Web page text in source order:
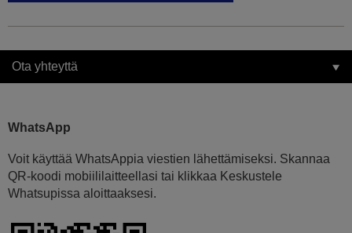
Ota yhteyttä
WhatsApp
Voit käyttää WhatsAppia viestien lähettämiseksi. Skannaa
QR-koodi mobiililaitteellasi tai klikkaa Keskustele
Whatsupissa aloittaaksesi.